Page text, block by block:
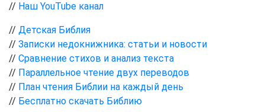
// Наш YouTube канал
// Детская Библия
// Записки недокнижника: статьи и новости
// Сравнение стихов и анализ текста
// Параллельное чтение двух переводов
// План чтения Библии на каждый день
// Бесплатно скачать Библию